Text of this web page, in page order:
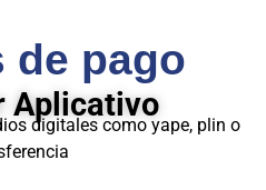
de pago
Aplicativo
digitales como yape, plin o